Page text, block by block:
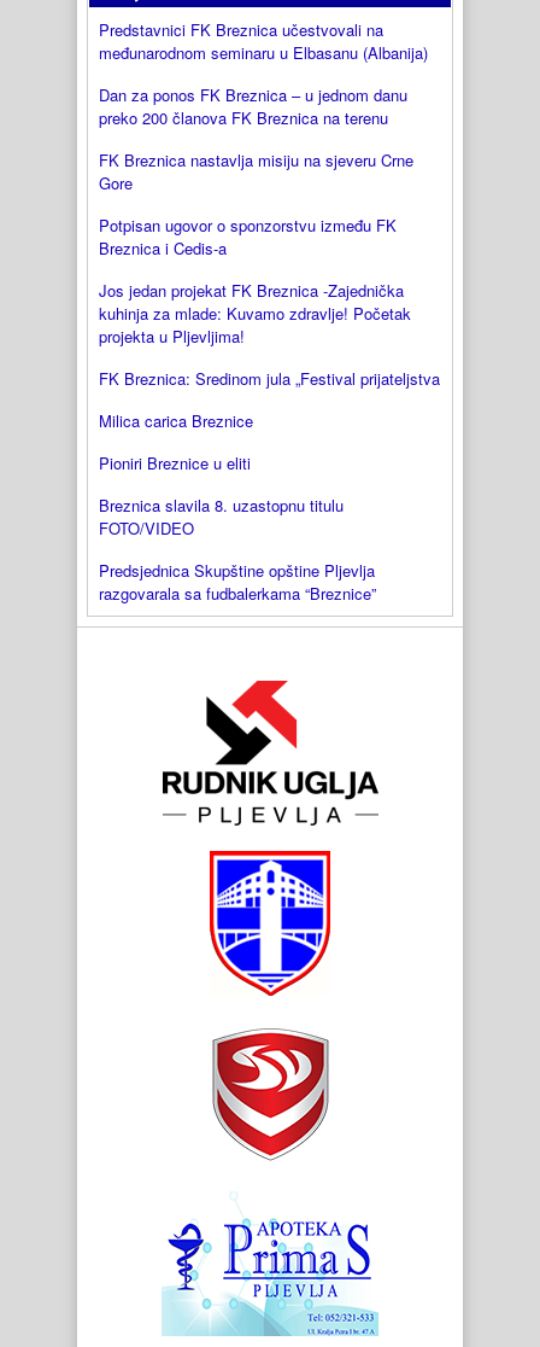
Predstavnici FK Breznica učestvovali na
međunarodnom seminaru u Elbasanu (Albanija)
Dan za ponos FK Breznica – u jednom danu
preko 200 članova FK Breznica na terenu
FK Breznica nastavlja misiju na sjeveru Crne
Gore
Potpisan ugovor o sponzorstvu između FK
Breznica i Cedis-a
Jos jedan projekat FK Breznica -Zajednička
kuhinja za mlade: Kuvamo zdravlje! Početak
projekta u Pljevljima!
FK Breznica: Sredinom jula „Festival prijateljstva
Milica carica Breznice
Pioniri Breznice u eliti
Breznica slavila 8. uzastopnu titulu
FOTO/VIDEO
Predsjednica Skupštine opštine Pljevlja
razgovarala sa fudbalerkama “Breznice”